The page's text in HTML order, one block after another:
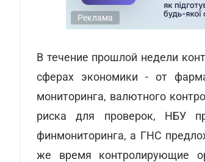
Реклама
В течение прошлой недели
сферах экономики - от
мониторинга, валютного
риска для проверок, НБУ
финмониторинга, а ГНС
же время контролирующие